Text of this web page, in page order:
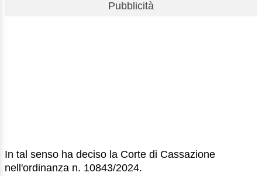
Pubblicità
In tal senso ha deciso la Corte di Cassazione
nell'ordinanza n. 10843/2024.